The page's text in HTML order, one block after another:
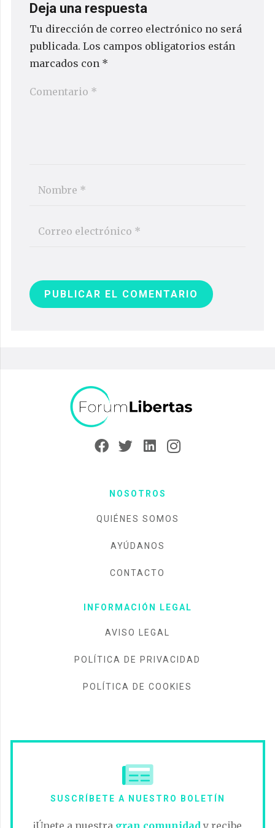
Deja una respuesta
Tu dirección de correo electrónico no será
publicada. Los campos obligatorios están
marcados con *
PUBLICAR EL COMENTARIO
NOSOTROS
QUIÉNES SOMOS
AYÚDANOS
CONTACTO
INFORMACIÓN LEGAL
AVISO LEGAL
POLÍTICA DE PRIVACIDAD
POLÍTICA DE COOKIES
SUSCRÍBETE A NUESTRO BOLETÍN